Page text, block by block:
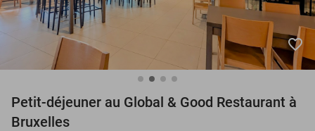
favorite_border
Petit-déjeuner au Global & Good Restaurant à
Bruxelles